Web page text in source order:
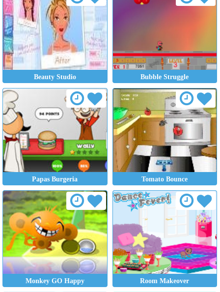
Beauty Studio Bubble Struggle
Papas Burgeria Tomato Bounce
Monkey GO Happy Room Makeover